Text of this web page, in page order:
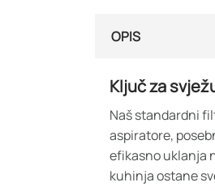
OPIS
Ključ za
Naš standardni
aspiratore,
efikasno uklanja
kuhinja ostane